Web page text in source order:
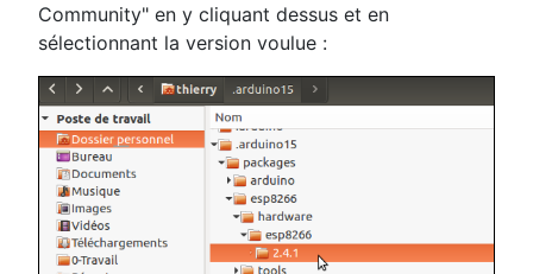
Community" en y cliquant dessus et en
sélectionnant la version voulue :